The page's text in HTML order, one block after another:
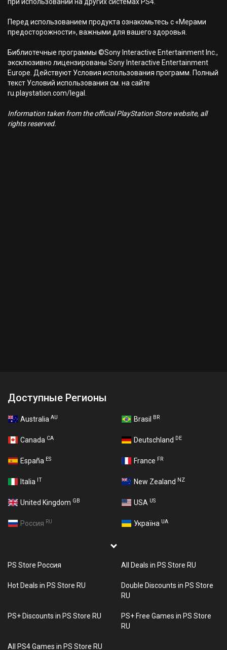
Перед использованием продукта ознакомьтесь с «Мерами
предосторожности», важными для вашего здоровья.
Библиотечные программы ©Sony Interactive Entertainment Inc.,
эксклюзивно лицензированы Sony Interactive Entertainment
Europe. Действуют Условия использования программ. Полный
текст Условий использования см. на сайте
ru.playstation.com/legal.
Information taken from the official PlayStation Store website, all
rights reserved.
Доступные Регионы
Australia AU Brasil BR
Canada CA Deutschland DE
España ES France FR
Italia IT New Zealand NZ
United Kingdom GB USA US
Россия RU Україна UA
PS Store Россия All Deals in PS Store RU
Hot Deals in PS Store RU
Double Discounts in PS Store
RU
PS+ Discounts in PS Store RU
PS+ Free Games in PS Store
RU
All PS4 Games in PS Store RU